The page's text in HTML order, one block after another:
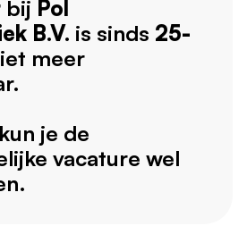
bij Pol
B.V. is sinds 25-
meer
je de
vacature wel